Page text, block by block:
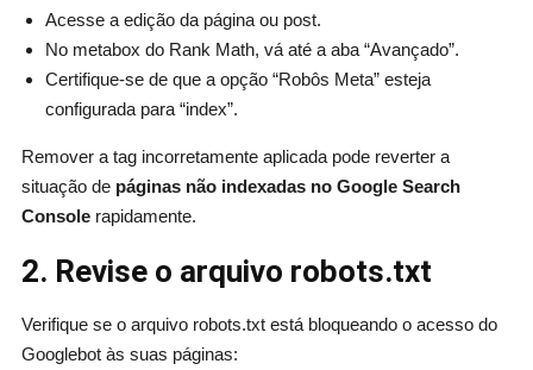
Acesse a edição da página ou post.
No metabox do Rank Math, vá até a aba “Avançado”.
Certifique-se de que a opção “Robôs Meta” esteja
configurada para “index”.
Remover a tag incorretamente aplicada pode reverter a
situação de páginas não indexadas no Google Search
Consolerapidamente.
2. Revise o arquivo robots.txt
Verifique se o arquivo robots.txt está bloqueando o acesso do
Googlebot às suas páginas: